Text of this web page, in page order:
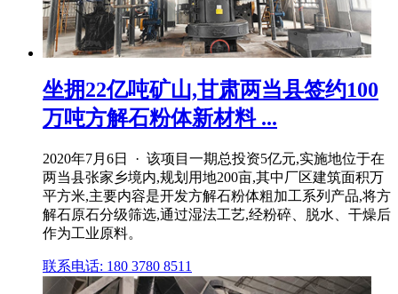
坐拥22亿吨矿山,甘肃两当县签约100
万吨方解石粉体新材料 ...
2020年7月6日 · 该项目一期总投资5亿元,实施地位于在
两当县张家乡境内,规划用地200亩,其中厂区建筑面积万
平方米,主要内容是开发方解石粉体粗加工系列产品,将方
解石原石分级筛选,通过湿法工艺,经粉碎、脱水、干燥后
作为工业原料。
联系电话: 180 3780 8511